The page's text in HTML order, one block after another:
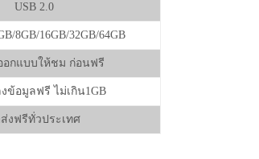
USB 2.0
8GB/16GB/32GB/64GB
อกแบบให้ชม ก่อนฟรี
ข้อมูลฟรี ไม่เกิน1GB
งฟรีทั่วประเทศ